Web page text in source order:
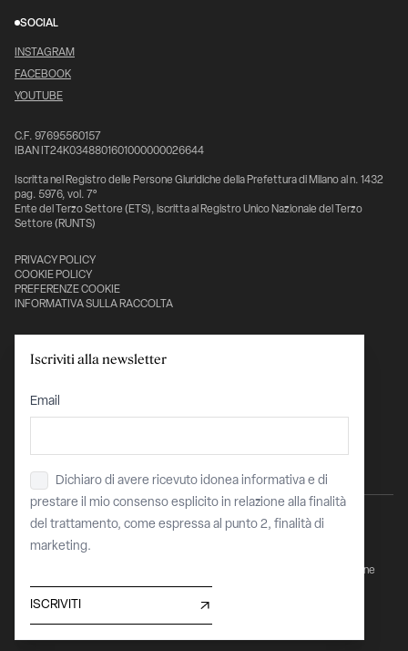
SOCIAL
INSTAGRAM
FACEBOOK
YOUTUBE
C.F. 97695560157
IBAN IT24K0348801601000000026644
Iscritta nel Registro delle Persone Giuridiche della Prefettura di Milano al n. 1432
pag. 5976, vol. 7°
Ente del Terzo Settore (ETS), iscritta al Registro Unico Nazionale del Terzo
Settore (RUNTS)
PRIVACY POLICY
COOKIE POLICY
PREFERENZE COOKIE
INFORMATIVA SULLA RACCOLTA
Con il sostegno di:
Sito finanziato dell’Unione Europea - "Next Generation EU - PNRR Transizione
Digitale Organismi Culturali e Creativi"
COR 15912229 / CUP C87J23004110008
Iscriviti alla newsletter
Email
Privacy*
Dichiaro di avere ricevuto idonea informativa e di
prestare il mio consenso esplicito in relazione alla finalità
del trattamento, come espressa al punto 2, finalità di
marketing.
ISCRIVITI